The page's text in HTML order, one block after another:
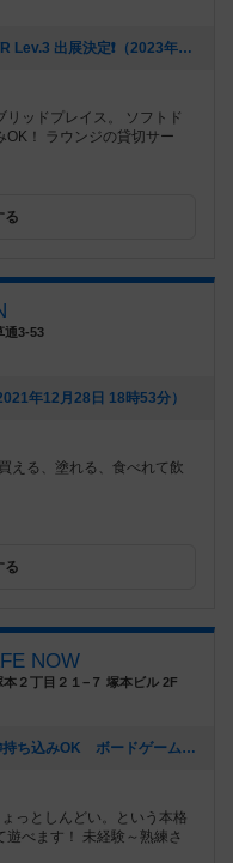
[NEW] 東北最大級ゲーミングフェス🎮BTR Lev.3 出展決定❗️（2023年07月10日 13時30分）
ッドプレイス。 ソフトド
OK！ ラウンジの貸切サー
る
通3-53
年12月28日 18時53分）
える、塗れる、食べれて飲
る
NOW
２丁目２１−７ 塚本ビル 2F
[NEW] 10/29（金）平日ボードゲーム会🎲持ち込みOK ボードゲームCAFENOW主催《初心者さん、おひとりでの参加歓迎!!》（2021年10月22日 11時04分）
っとしんどい。という本格
べます！ 未経験～熟練さ